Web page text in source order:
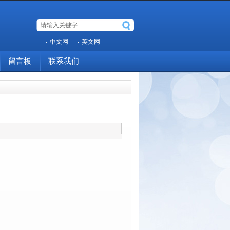
中文网 英文网
留言板 联系我们